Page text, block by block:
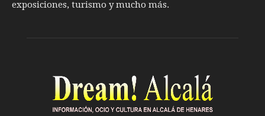
exposiciones, turismo y mucho más.